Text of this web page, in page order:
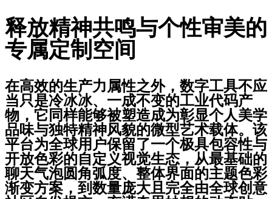
释放精神共鸣与个性审美的
专属定制空间
在高效的生产力属性之外，数字工具不应
当只是冷冰冰、一成不变的工业代码产
物，它同样能够被塑造成为彰显个人美学
品味与独特精神风貌的微型艺术载体。该
平台为全球用户保留了一个极具包容性与
开放色彩的自定义视觉生态，从最基础的
聊天气泡圆角弧度、整体界面的主题色彩
渐变方案，到数量庞大且完全由全球创意